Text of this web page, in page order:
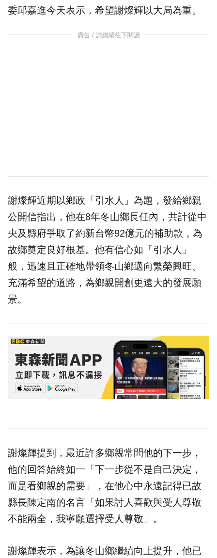
委邱嘉進今天表示，希望謝燦輝以大局為重。
廣告 / 請繼續往下閱讀
謝燦輝近期以鄉政「引水人」為題，發給鄉親
公開信指出，他在8年冬山鄉長任內，共計從中
央及縣府爭取了約新台幣92億元的補助款，為
故鄉奠定良好根基。他有信心如「引水人」
般，迅速且正確地帶領冬山鄉邁向繁榮興旺、
充滿希望的道路，為鄉親開創更遠大的發展願
景。
謝燦輝提到，最近許多鄉親常問他的下一步，
他的回答始終如一「下一步從不是自己決定，
而是看鄉親的需要」，在他心中永遠記得已故
縣長陳定南的名言「如果討人喜歡與受人尊敬
不能兩全，我寧願選擇受人尊敬」。
謝燦輝表示，為讓冬山鄉繼續向上提升，他已